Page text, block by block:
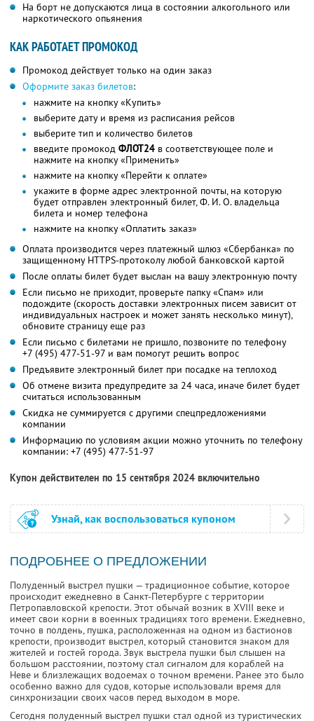
На борт не допускаются лица в состоянии алкогольного или
наркотического опьянения
КАК РАБОТАЕТ ПРОМОКОД
Промокод действует только на один заказ
Оформите заказ билетов:
нажмите на кнопку «Купить»
выберите дату и время из расписания рейсов
выберите тип и количество билетов
введите промокод ФЛОТ24 в соответствующее поле и
нажмите на кнопку «Применить»
нажмите на кнопку «Перейти к оплате»
укажите в форме адрес электронной почты, на которую
будет отправлен электронный билет,Ф. И. О.владельца
билета и номер телефона
нажмите на кнопку «Оплатить заказ»
Оплата производится через платежный шлюз «Сбербанка» по
защищенному HTTPS-протоколу любой банковской картой
После оплаты билет будет выслан на вашу электронную почту
Если письмо не приходит, проверьте папку «Спам» или
подождите (скорость доставки электронных писем зависит от
индивидуальных настроек и может занять несколько минут),
обновите страницу еще раз
Если письмо с билетами не пришло, позвоните по телефону
+7 (495) 477-51-97 и вам помогут решить вопрос
Предъявите электронный билет при посадке на теплоход
Об отмене визита предупредите за 24 часа, иначе билет будет
считаться использованным
Скидка не суммируется с другими спецпредложениями
компании
Информацию по условиям акции можно уточнить по телефону
компании: +7 (495) 477-51-97
Купон действителен по 15 сентября 2024 включительно
Узнай, как воспользоваться купоном
ПОДРОБНЕЕ О ПРЕДЛОЖЕНИИ
Полуденный выстрел пушки — традиционное событие, которое
происходит ежедневно в Санкт-Петербурге с территории
Петропавловской крепости. Этот обычай возник в XVIII веке и
имеет свои корни в военных традициях того времени. Ежедневно,
точно в полдень, пушка, расположенная на одном из бастионов
крепости, производит выстрел, который становится знаком для
жителей и гостей города. Звук выстрела пушки был слышен на
большом расстоянии, поэтому стал сигналом для кораблей на
Неве и близлежащих водоемах о точном времени. Ранее это было
особенно важно для судов, которые использовали время для
синхронизации своих часов перед выходом в море.
Сегодня полуденный выстрел пушки стал одной из туристических